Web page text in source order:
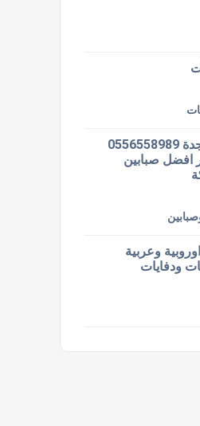
زمازمة جدة 0556558989
افضل صبابين
وعربية